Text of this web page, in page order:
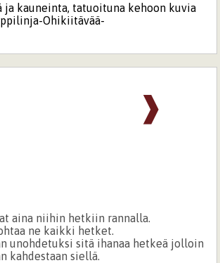
ja kauneinta, tatuoituna kehoon kuvia
Ohikiitävää-
❱
aina niihin hetkiin rannalla.
ne kaikki hetket.
unohdetuksi sitä ihanaa hetkeä jolloin
kahdestaan siellä.